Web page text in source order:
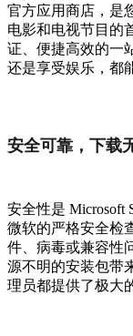
官方应用商店，是
电影和电视节目的
证、便捷高效的一
还是享受娱乐，都
安全可靠，下载
安全性是 Microsoft
微软的严格安全检
件、病毒或兼容性
源不明的安装包带
理员都提供了极大